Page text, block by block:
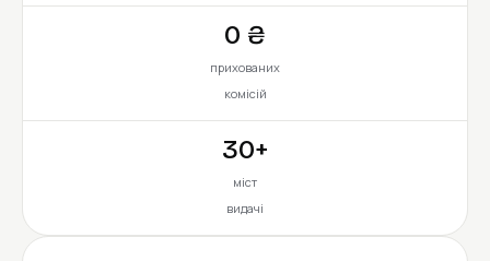
0 ₴
прихованих
комісій
30+
міст
видачі